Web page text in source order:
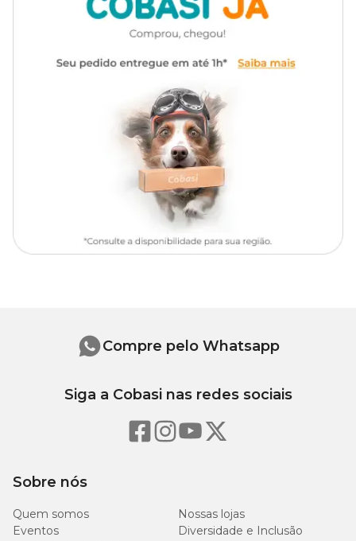
Endospot acima de 5kg tem preço
incrível e é um
medicamento de uso externo. Compre pelo site, pelo app ou em
uma de nossas lojas físicas.
Composição
Feline Endospot: Modo de usar
Aplicação única, podendo ser repetida mensalmente ou conforme
orientação do médico-veterinário. A aplicação é tópica e muito
Sobre nós
Quem somos
Nossas lojas
Eventos
Diversidade e Inclusão
Compre pelo Whatsapp
Siga a Cobasi nas redes sociais